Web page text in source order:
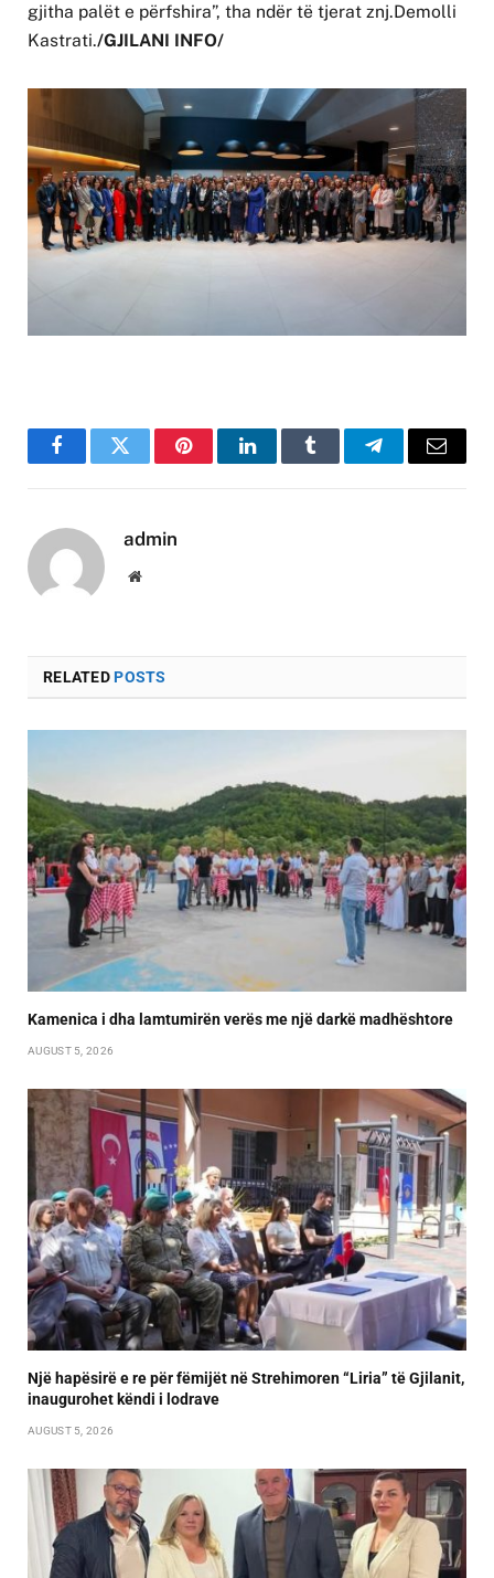
gjitha palët e përfshira”, tha ndër të tjerat znj.Demolli
Kastrati./GJILANI INFO/
FacebookTwitter PinterestLinkedInTumblr TelegramEmail
admin
Website
RELATEDPOSTS
Kamenica i dha lamtumirën verës me një darkë madhështore
AUGUST 5, 2026
Një hapësirë e re për fëmijët në Strehimoren “Liria” të Gjilanit,
inaugurohet këndi i lodrave
AUGUST 5, 2026